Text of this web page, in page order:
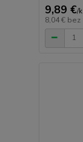
9,89 €/
8,04 € bez